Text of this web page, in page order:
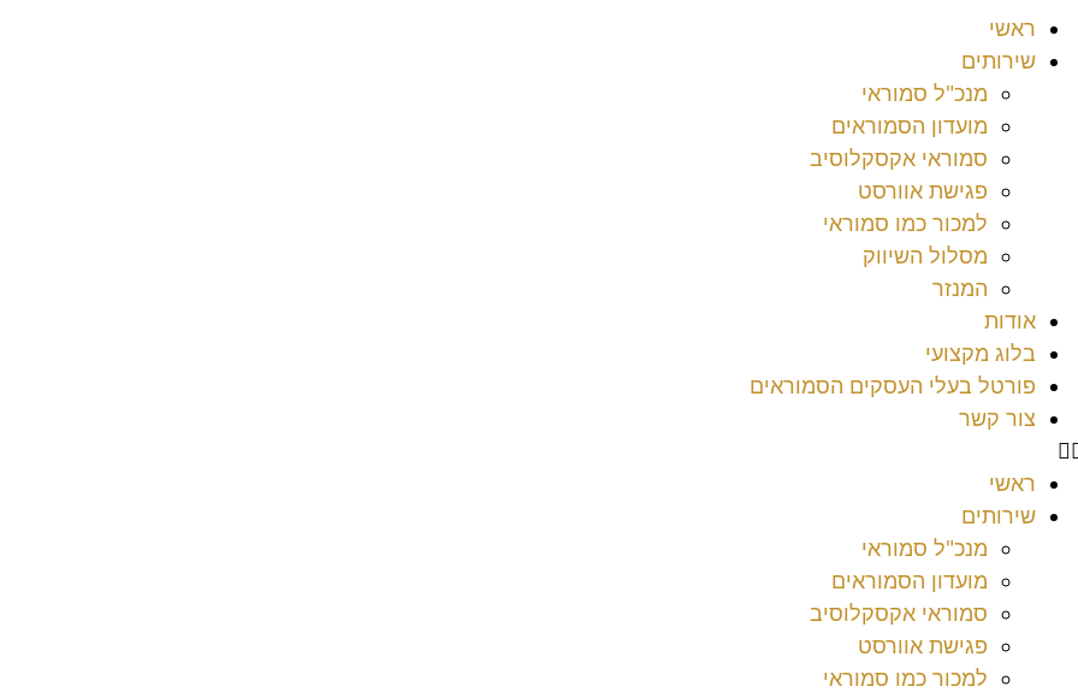
ראשי
שירותים
מנכ"ל סמוראי
מועדון הסמוראים
סמוראי אקסקלוסיב
פגישת אוורסט
למכור כמו סמוראי
מסלול השיווק
המנזר
אודות
בלוג מקצועי
פורטל בעלי העסקים הסמוראים
צור קשר
ראשי
שירותים
מנכ"ל סמוראי
מועדון הסמוראים
סמוראי אקסקלוסיב
פגישת אוורסט
למכור כמו סמוראי